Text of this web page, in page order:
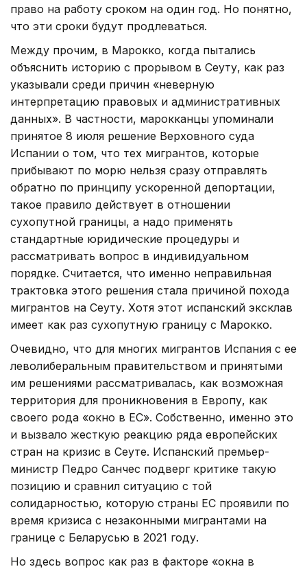
право на работу сроком на один год. Но понятно,
что эти сроки будут продлеваться.
Между прочим, в Марокко, когда пытались
объяснить историю с прорывом в Сеуту, как раз
указывали среди причин «неверную
интерпретацию правовых и административных
данных». В частности, марокканцы упоминали
принятое 8 июля решение Верховного суда
Испании о том, что тех мигрантов, которые
прибывают по морю нельзя сразу отправлять
обратно по принципу ускоренной депортации,
такое правило действует в отношении
сухопутной границы, а надо применять
стандартные юридические процедуры и
рассматривать вопрос в индивидуальном
порядке. Считается, что именно неправильная
трактовка этого решения стала причиной похода
мигрантов на Сеуту. Хотя этот испанский эксклав
имеет как раз сухопутную границу с Марокко.
Очевидно, что для многих мигрантов Испания с ее
леволиберальным правительством и принятыми
им решениями рассматривалась, как возможная
территория для проникновения в Европу, как
своего рода «окно в ЕС». Собственно, именно это
и вызвало жесткую реакцию ряда европейских
стран на кризис в Сеуте. Испанский премьер-
министр Педро Санчес подверг критике такую
позицию и сравнил ситуацию с той
солидарностью, которую страны ЕС проявили по
время кризиса с незаконными мигрантами на
границе с Беларусью в 2021 году.
Но здесь вопрос как раз в факторе «окна в